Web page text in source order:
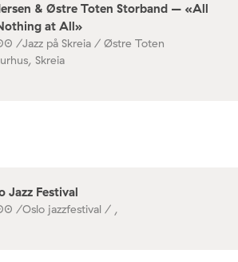
& Østre Toten Storband – «All
at All»
/Jazz på Skreia / Østre Toten
Skreia
Jazz Festival
/Oslo jazzfestival / ,